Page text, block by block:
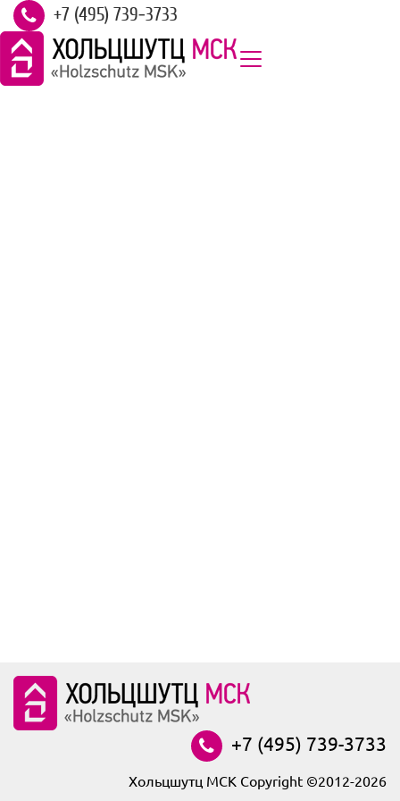
+7 (495) 739-3733
+7 (495) 739-3733
Хольцшутц МСК Copyright ©2012-2026